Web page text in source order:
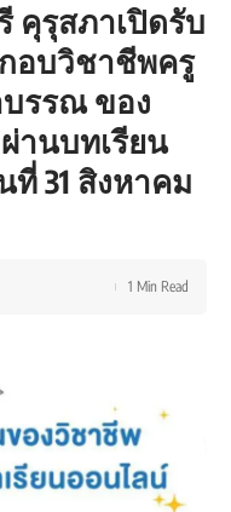
คุรุสภาเปิดรับ
อบวิชาชีพครู
รรณ ของ
านบทเรียน
31 สิงหาคม
1 Min Read